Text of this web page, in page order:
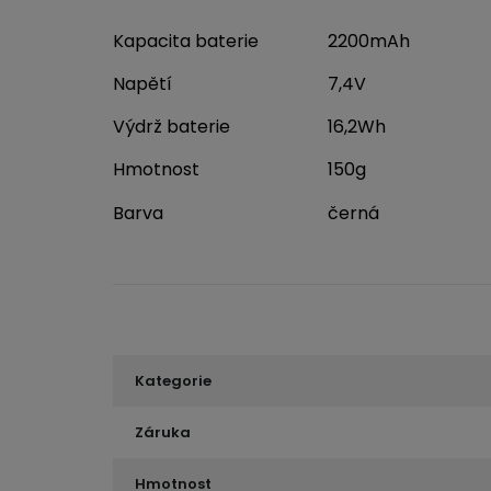
Kapacita baterie
2200mAh
Napětí
7,4V
Výdrž baterie
16,2Wh
Hmotnost
150g
Barva
černá
Kategorie
Záruka
Hmotnost